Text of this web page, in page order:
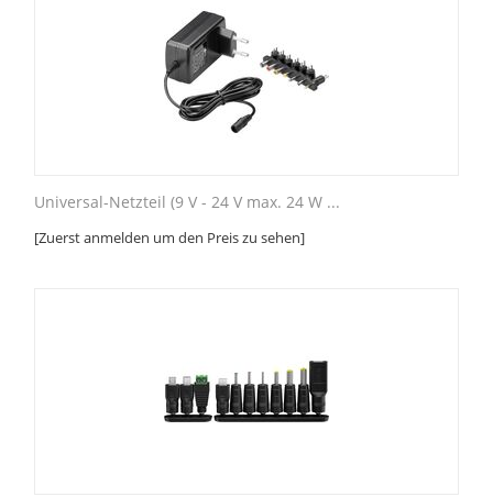
Universal-Netzteil (9 V - 24 V max. 24 W ...
[Zuerst anmelden um den Preis zu sehen]